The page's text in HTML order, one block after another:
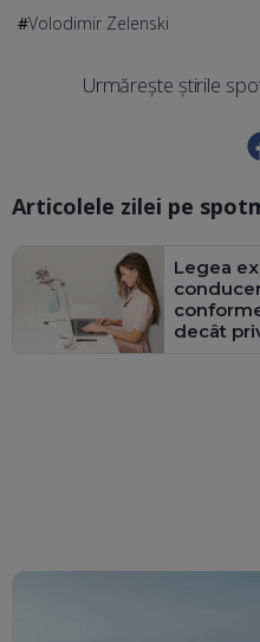
Volodimir Zelenski
Urmărește știrile
Articolele zilei pe
Legea
decât